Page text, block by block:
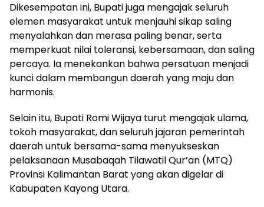
Dikesempatan ini, Bupati juga mengajak seluruh
elemen masyarakat untuk menjauhi sikap saling
menyalahkan dan merasa paling benar, serta
memperkuat nilai toleransi, kebersamaan, dan saling
percaya. Ia menekankan bahwa persatuan menjadi
kunci dalam membangun daerah yang maju dan
harmonis.
Selain itu, Bupati Romi Wijaya turut mengajak ulama,
tokoh masyarakat, dan seluruh jajaran pemerintah
daerah untuk bersama-sama menyukseskan
pelaksanaan Musabaqah Tilawatil Qur’an (MTQ)
Provinsi Kalimantan Barat yang akan digelar di
Kabupaten Kayong Utara.